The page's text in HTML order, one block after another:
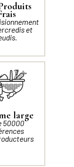
et
large
50000